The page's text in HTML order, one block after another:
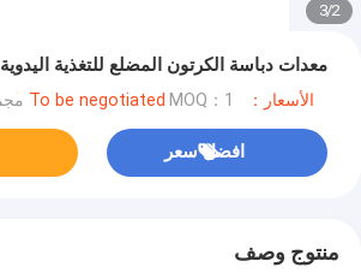
2
/
3
معدات دباسة الكرتون المضلع للتغذية اليدوية Gerun
الأسعار：To be negotiated MOQ：1 مجموعة
افضل سعر
منتوج وصف